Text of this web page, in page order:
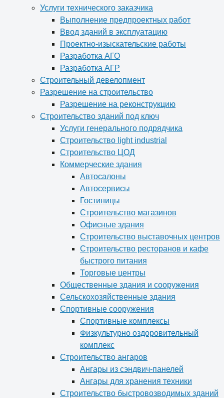
Услуги технического заказчика
Выполнение предпроектных работ
Ввод зданий в эксплуатацию
Проектно-изыскательские работы
Разработка АГО
Разработка АГР
Строительный девелопмент
Разрешение на строительство
Разрешение на реконструкцию
Строительство зданий под ключ
Услуги генерального подрядчика
Строительство light industrial
Строительство ЦОД
Коммерческие здания
Автосалоны
Автосервисы
Гостиницы
Строительство магазинов
Офисные здания
Строительство выставочных центров
Строительство ресторанов и кафе
быстрого питания
Торговые центры
Общественные здания и сооружения
Сельскохозяйственные здания
Спортивные сооружения
Спортивные комплексы
Физкультурно оздоровительный
комплекс
Строительство ангаров
Ангары из сэндвич-панелей
Ангары для хранения техники
Строительство быстровозводимых зданий